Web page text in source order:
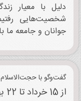
دلیل با معیار
شخصیت‌هایی
جوانان و جامعه ما
گفت‌وگو با
از 15 خرداد تا 22 بهمن